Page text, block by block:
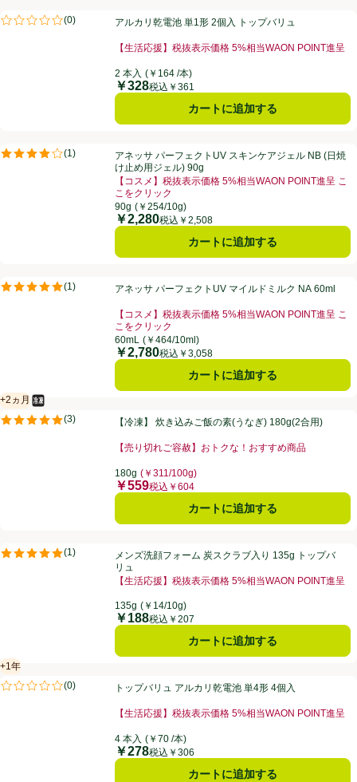
アルカリ乾電池 単1形 2個入 トップバリュ
(0)
評価は0件のレビューで5点中0.0点。アルカリ乾電池 単1形 2個入 トップバリュ
【生活応援】税抜表示価格 5%相当WAON POINT進呈
2 本入 (￥164 /本)
価格
￥328税込￥361
カートに追加する
アネッサ パーフェクトUV スキンケアジェル NB (日焼け止め用ジェル)
(1 )
評価は1件のレビューで5点中4.0点。アネッサ パーフェクトUV スキンケアジェル NB (日焼
け止め用ジェル) 90g
【コスメ】税抜表示価格 5%相当WAON POINT進呈 こ
こをクリック
90g (￥254/10g)
価格
￥2,280税込￥2,508
カートに追加する
アネッサ パーフェクトUV マイルドミルク NA 60ml
(1 )
評価は1件のレビューで5点中5.0点。アネッサ パーフェクトUV マイルドミルク NA 60ml
【コスメ】税抜表示価格 5%相当WAON POINT進呈 こ
こをクリック
60mL (￥464/10ml)
価格
￥2,780税込￥3,058
カートに追加する
【冷凍】 炊き込みご飯の素(うなぎ) 180g(2合用)
+2ヵ月
賞味・消費期限保証：2ヵ月
冷凍食品
(3)
評価は3件のレビューで5点中5.0点。【冷凍】 炊き込みご飯の素(うなぎ) 180g(2合用)
【売り切れご容赦】おトクな！おすすめ商品
180g (￥311/100g)
価格
￥559税込￥604
カートに追加する
メンズ洗顔フォーム 炭スクラブ入り 135g トップバリュ
(1)
評価は1件のレビューで5点中5.0点。メンズ洗顔フォーム 炭スクラブ入り 135g トップバ
リュ
【生活応援】税抜表示価格 5%相当WAON POINT進呈
135g (￥14/10g)
価格
￥188税込￥207
カートに追加する
トップバリュ アルカリ乾電池 単4形 4個入
+1年
賞味・消費期限保証：１年
(0)
評価は0件のレビューで5点中0.0点。トップバリュ アルカリ乾電池 単4形 4個入
【生活応援】税抜表示価格 5%相当WAON POINT進呈
4 本入 (￥70 /本)
価格
￥278税込￥306
カートに追加する